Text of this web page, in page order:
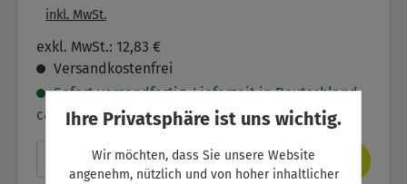
inkl. MwSt.
exkl. MwSt.: 12,83 €
Versandkostenfrei
Sofort versandfertig. Lieferzeit in Deutschland
ca. 2- 5 Werktage.
Produkt Anzahl: Gib den gewünschten
In den Warenkorb
Ihre Privatsphäre ist uns wichtig.
Wir möchten, dass Sie unsere Website
angenehm, nützlich und von hoher inhaltlicher